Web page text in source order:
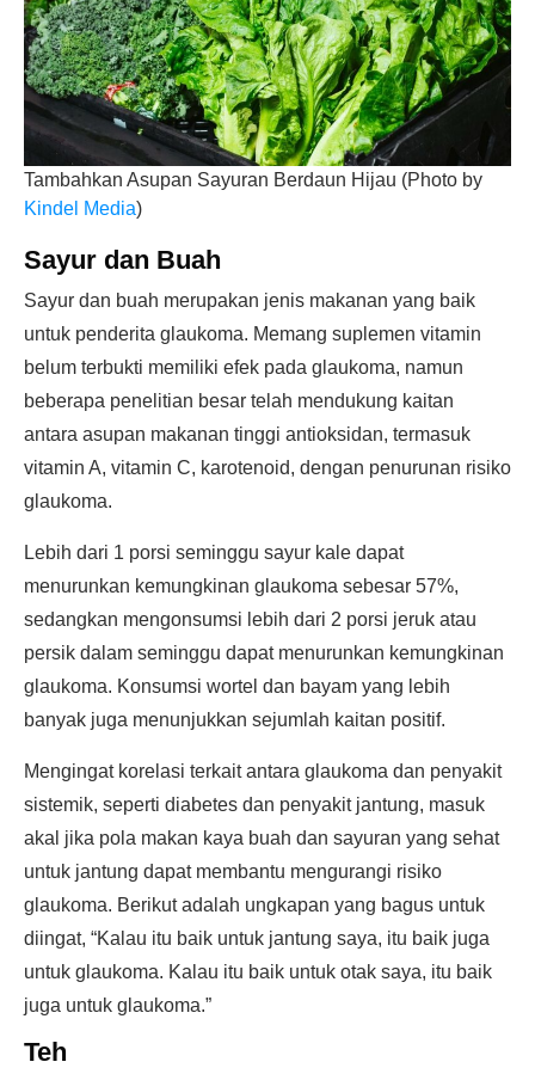
Tambahkan Asupan Sayuran Berdaun Hijau (Photo by
Kindel Media)
Sayur dan Buah
Sayur dan buah merupakan jenis makanan yang baik
untuk penderita glaukoma. Memang suplemen vitamin
belum terbukti memiliki efek pada glaukoma, namun
beberapa penelitian besar telah mendukung kaitan
antara asupan makanan tinggi antioksidan, termasuk
vitamin A, vitamin C, karotenoid, dengan penurunan risiko
glaukoma.
Lebih dari 1 porsi seminggu sayur kale dapat
menurunkan kemungkinan glaukoma sebesar 57%,
sedangkan mengonsumsi lebih dari 2 porsi jeruk atau
persik dalam seminggu dapat menurunkan kemungkinan
glaukoma. Konsumsi wortel dan bayam yang lebih
banyak juga menunjukkan sejumlah kaitan positif.
Mengingat korelasi terkait antara glaukoma dan penyakit
sistemik, seperti diabetes dan penyakit jantung, masuk
akal jika pola makan kaya buah dan sayuran yang sehat
untuk jantung dapat membantu mengurangi risiko
glaukoma. Berikut adalah ungkapan yang bagus untuk
diingat, “Kalau itu baik untuk jantung saya, itu baik juga
untuk glaukoma. Kalau itu baik untuk otak saya, itu baik
juga untuk glaukoma.”
Teh